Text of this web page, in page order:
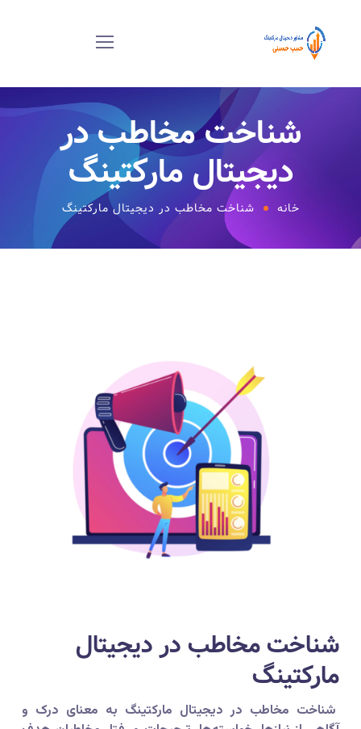
شناخت مخاطب در
دیجیتال مارکتینگ
خانه شناخت مخاطب در دیجیتال مارکتینگ
شناخت مخاطب در دیجیتال
مارکتینگ
شناخت مخاطب در دیجیتال مارکتینگ به معنای درک و